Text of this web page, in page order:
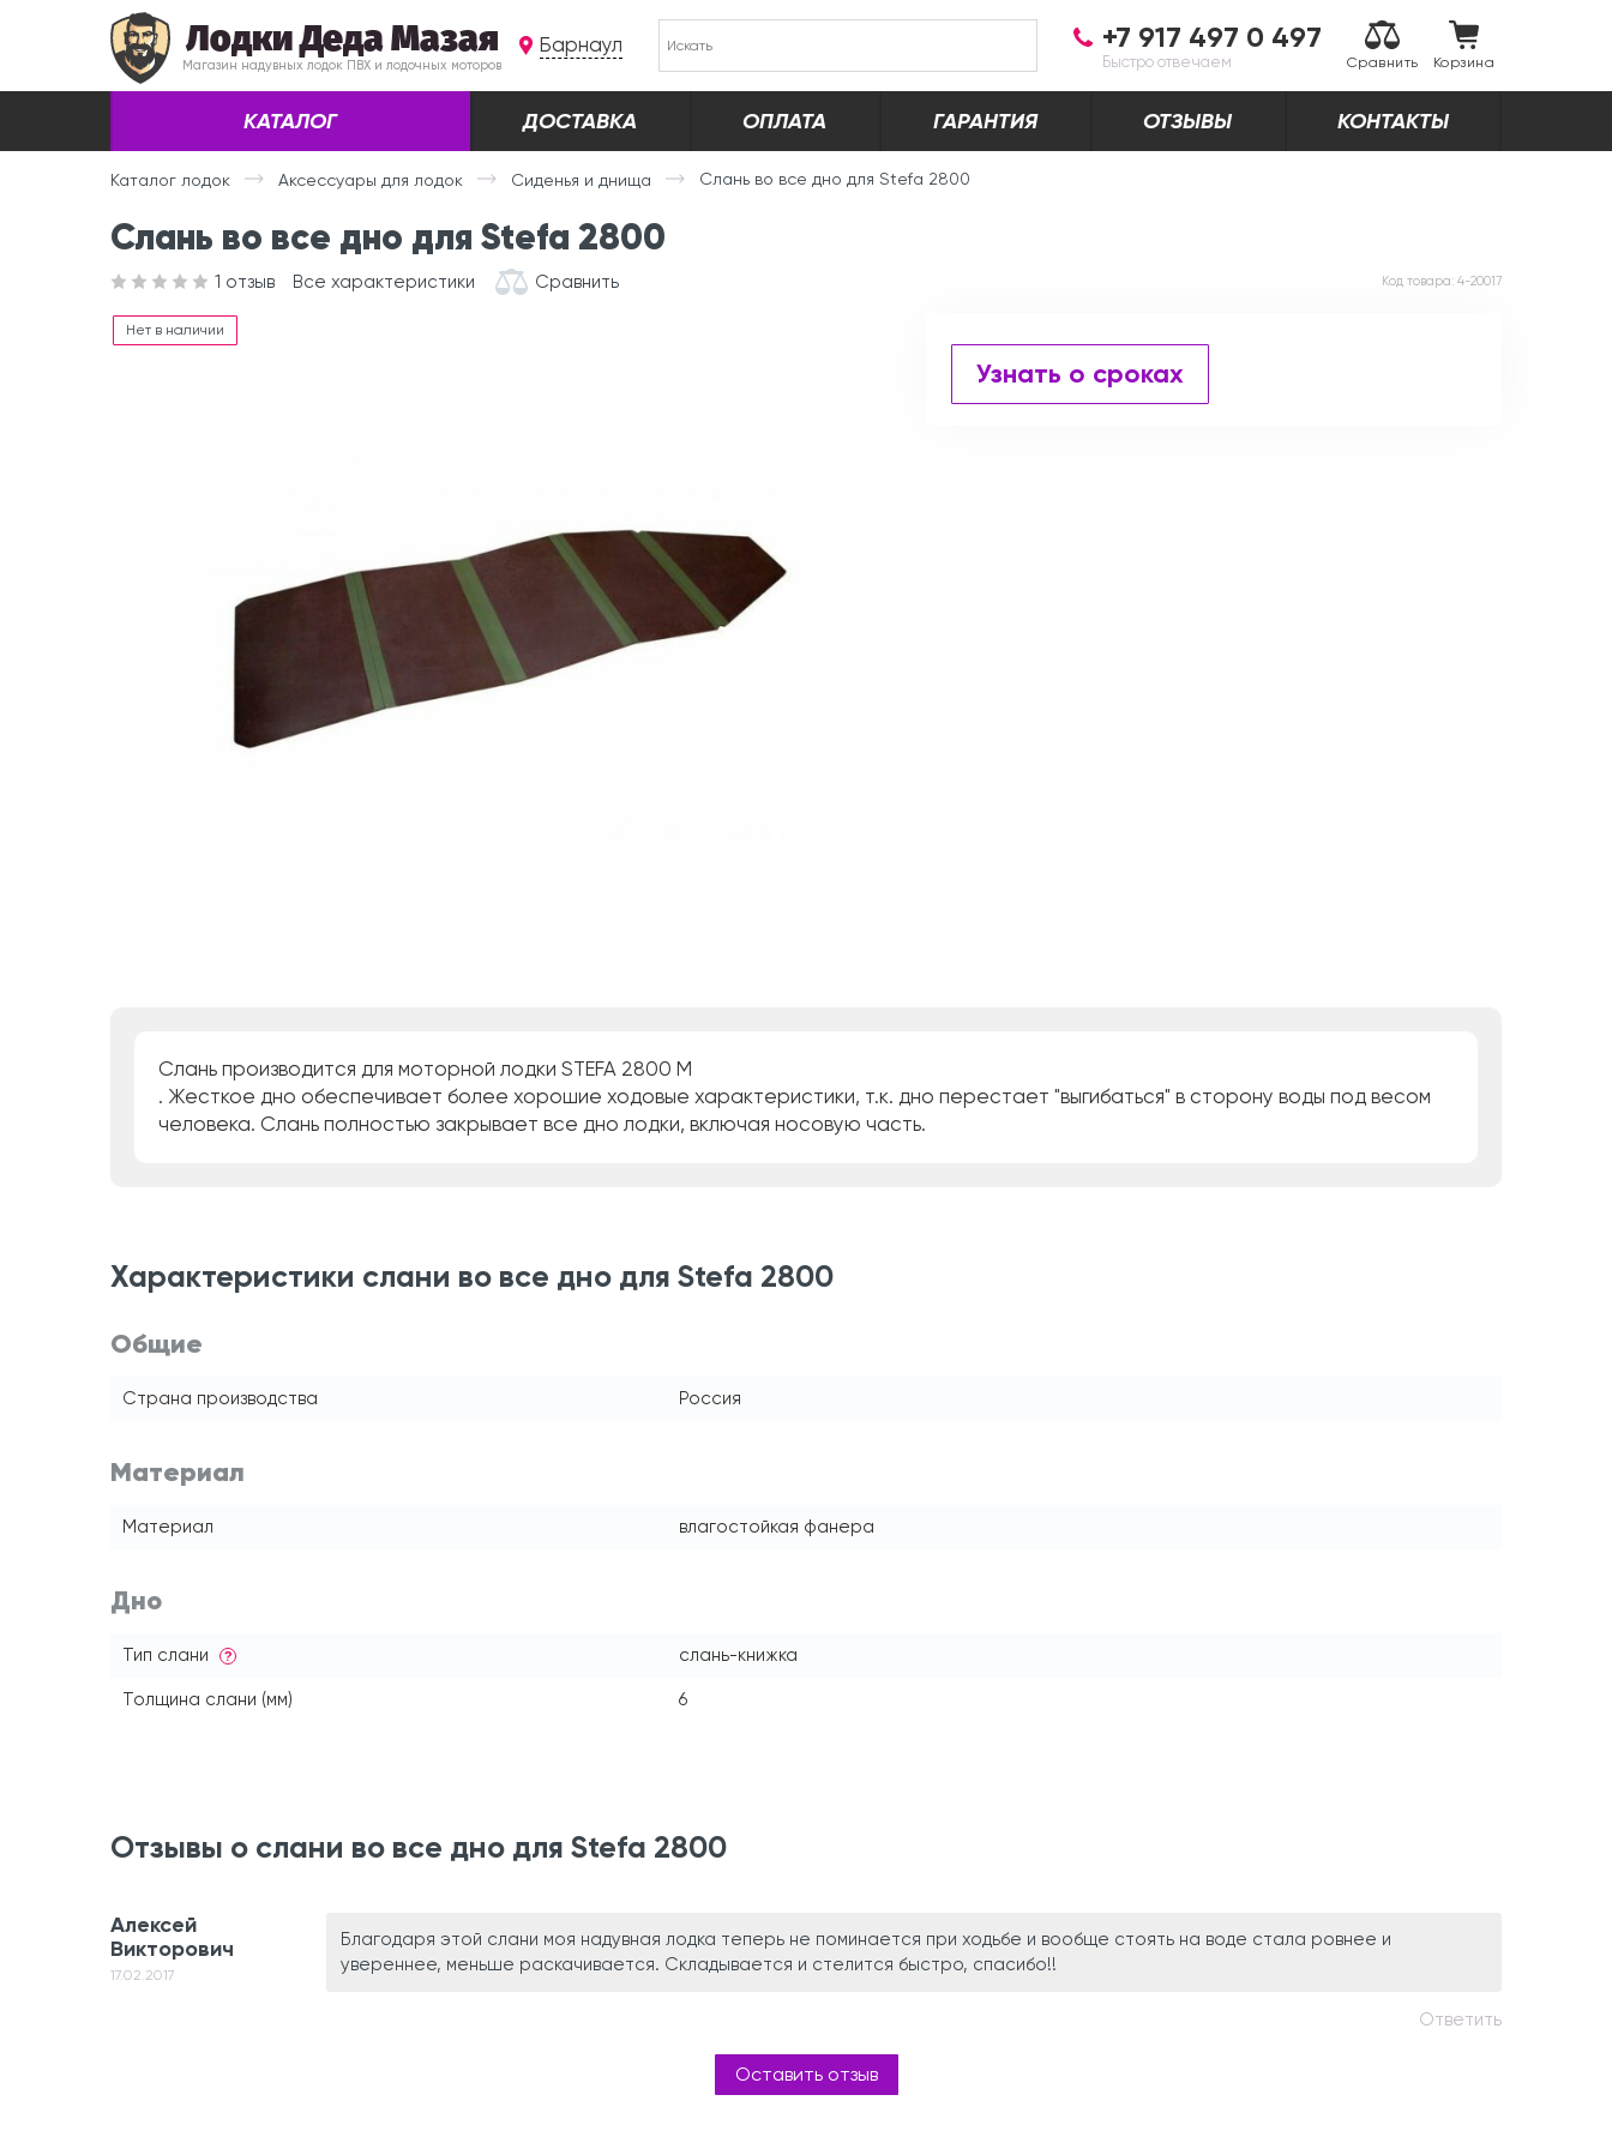
Лодки Деда Мазая
Магазин надувных лодок ПВХ и лодочных моторов
Барнаул +7 917 497 0 497
Быстро отвечаем Сравнить Корзина
КАТАЛОГ ДОСТАВКА ОПЛАТА ГАРАНТИЯ ОТЗЫВЫ КОНТАКТЫ
Каталог лодок Аксессуары для лодок Сиденья и днища Слань во все дно для Stefa 2800
Слань во все дно для Stefa 2800
1 отзыв Все характеристики Сравнить Код товара: 4-20017
Нет в наличии
Узнать о сроках
Слань производится для моторной лодки STEFA 2800 М
. Жесткое дно обеспечивает более хорошие ходовые характеристики, т.к. дно перестает "выгибаться" в сторону воды под весом
человека. Слань полностью закрывает все дно лодки, включая носовую часть.
Характеристики слани во все дно для Stefa 2800
Общие
Страна производства Россия
Материал
Материал влагостойкая фанера
Дно
Тип слани ? слань-книжка
Толщина слани (мм) 6
Отзывы о слани во все дно для Stefa 2800
Алексей
Викторович
17.02.2017
Благодаря этой слани моя надувная лодка теперь не поминается при ходьбе и вообще стоять на воде стала ровнее и
увереннее, меньше раскачивается. Складывается и стелится быстро, спасибо!!
Ответить
Оставить отзыв